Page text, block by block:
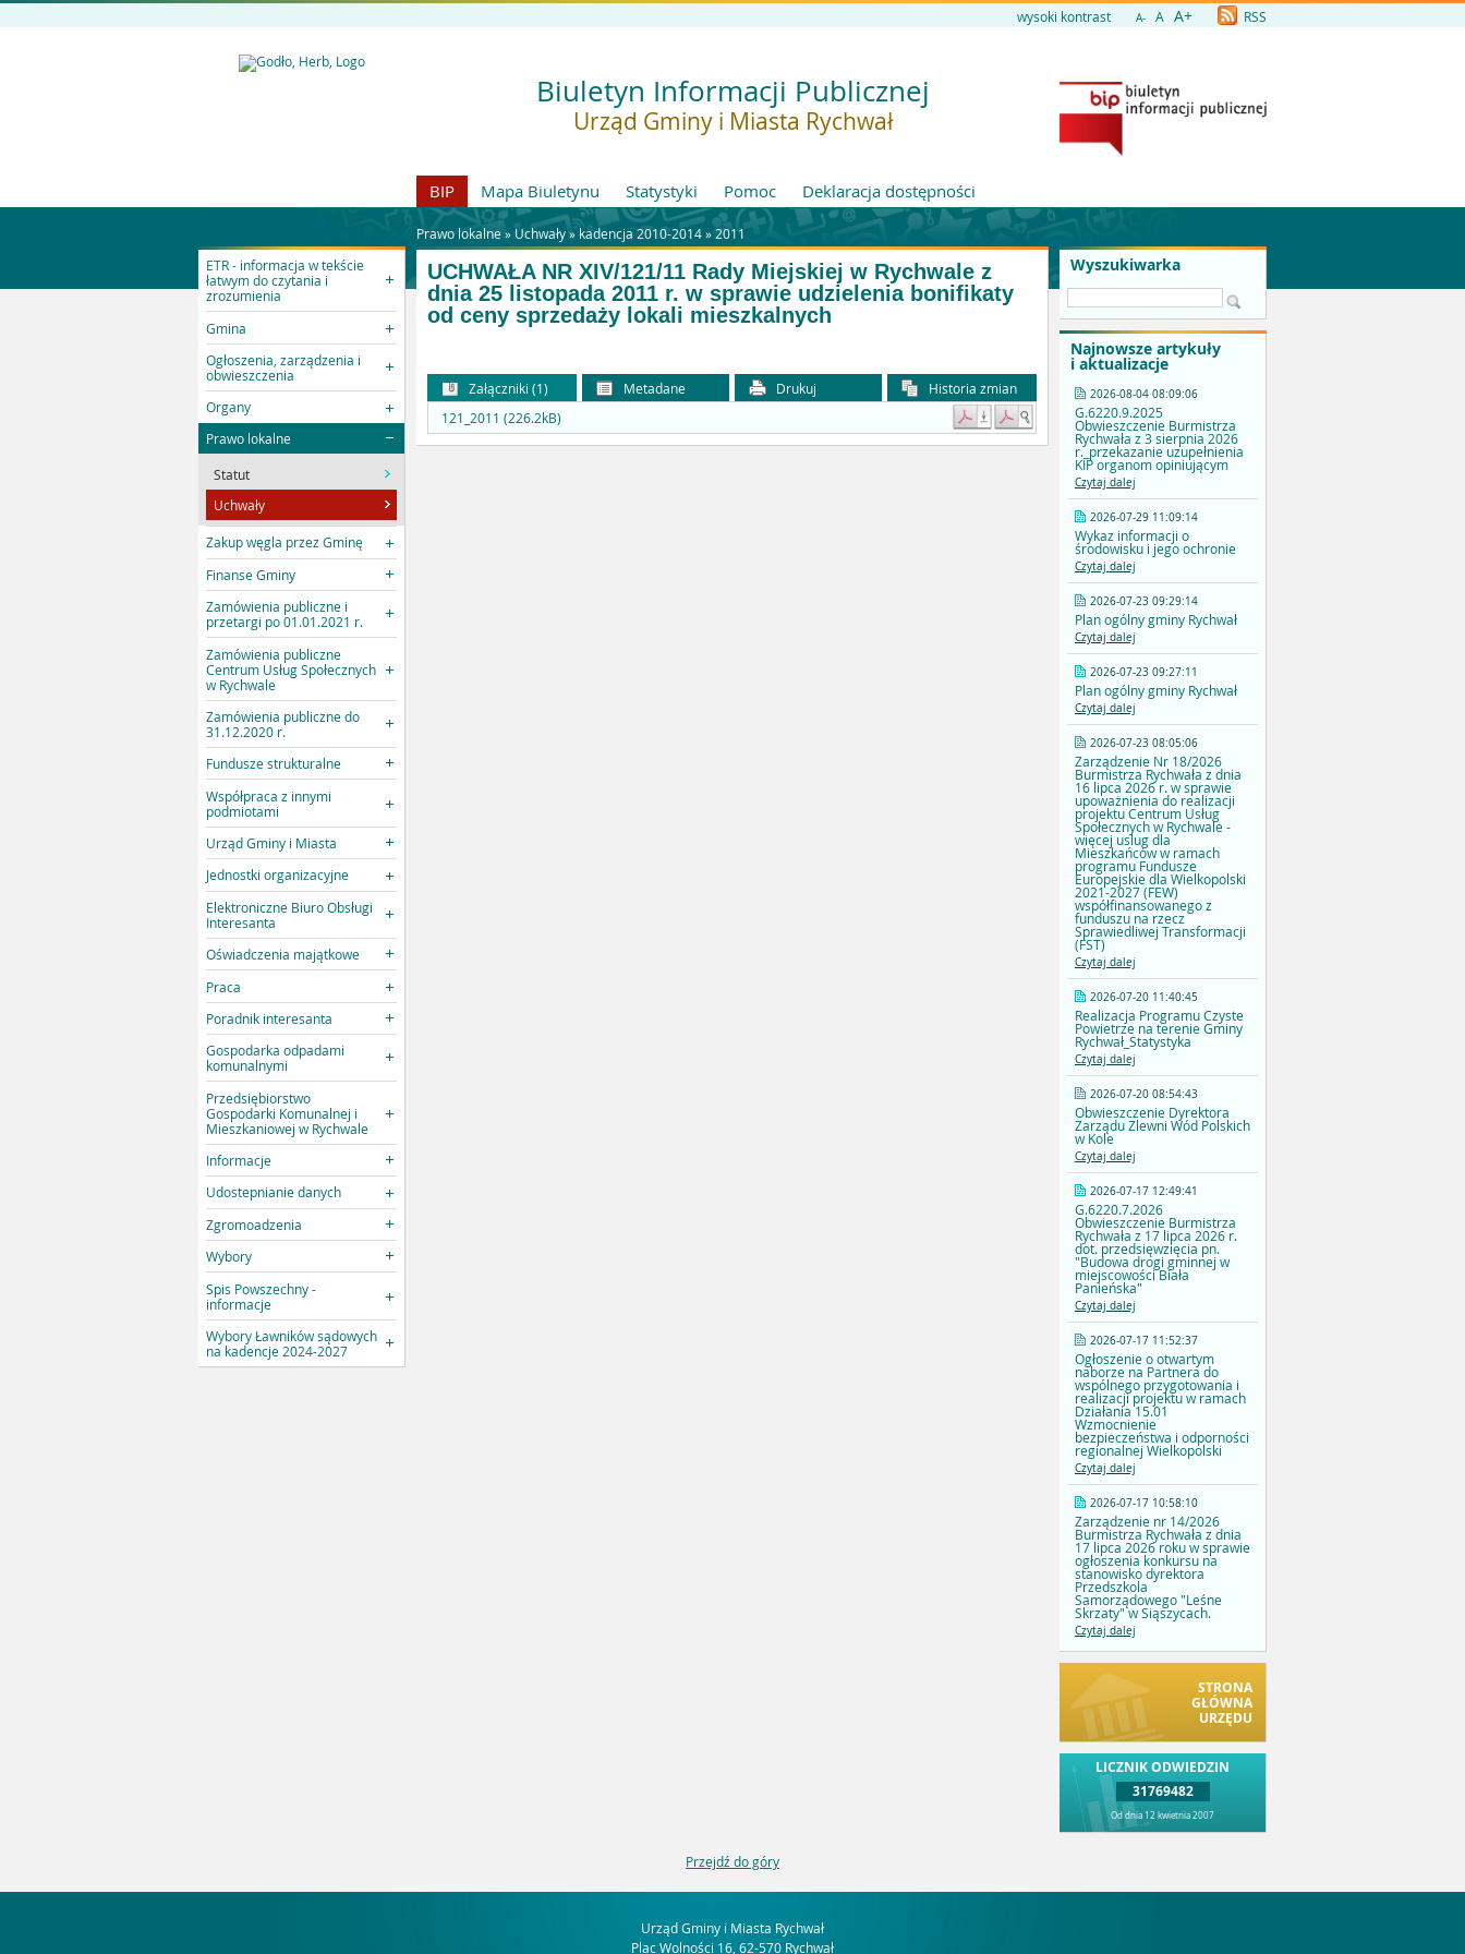
wysoki kontrast A- A A+ RSS
Biuletyn Informacji Publicznej
Urząd Gminy i Miasta Rychwał
BIP Mapa Biuletynu Statystyki Pomoc Deklaracja dostępności
Prawo lokalne » Uchwały»kadencja 2010-2014»2011
ETR - informacja w tekście
łatwym do czytania i
zrozumienia
Gmina
Ogłoszenia, zarządzenia i
obwieszczenia
Organy
Prawo lokalne
Statut
Uchwały
Zakup węgla przez Gminę
Finanse Gminy
Zamówienia publiczne i
przetargi po 01.01.2021 r.
Zamówienia publiczne
Centrum Usług Społecznych
w Rychwale
Zamówienia publiczne do
31.12.2020 r.
Fundusze strukturalne
Współpraca z innymi
podmiotami
Urząd Gminy i Miasta
Jednostki organizacyjne
Elektroniczne Biuro Obsługi
Interesanta
Oświadczenia majątkowe
Praca
Poradnik interesanta
Gospodarka odpadami
komunalnymi
Przedsiębiorstwo
Gospodarki Komunalnej i
Mieszkaniowej w Rychwale
Informacje
Udostepnianie danych
Zgromoadzenia
Wybory
Spis Powszechny -
informacje
Wybory Ławników sądowych
na kadencje 2024-2027
Wyszukiwarka
Najnowsze artykuły
i aktualizacje
2026-08-04 08:09:06
G.6220.9.2025
Obwieszczenie Burmistrza
Rychwała z 3 sierpnia 2026
r._przekazanie uzupełnienia
KIP organom opiniującym
Czytaj dalej
2026-07-29 11:09:14
Wykaz informacji o
środowisku i jego ochronie
Czytaj dalej
2026-07-23 09:29:14
Plan ogólny gminy Rychwał
Czytaj dalej
2026-07-23 09:27:11
Plan ogólny gminy Rychwał
Czytaj dalej
2026-07-23 08:05:06
Zarządzenie Nr 18/2026
Burmistrza Rychwała z dnia
16 lipca 2026 r. w sprawie
upoważnienia do realizacji
projektu Centrum Usług
Społecznych w Rychwale -
więcej uslug dla
Mieszkańców w ramach
programu Fundusze
Europejskie dla Wielkopolski
2021-2027 (FEW)
współfinansowanego z
funduszu na rzecz
Sprawiedliwej Transformacji
(FST)
Czytaj dalej
2026-07-20 11:40:45
Realizacja Programu Czyste
Powietrze na terenie Gminy
Rychwał_Statystyka
Czytaj dalej
2026-07-20 08:54:43
Obwieszczenie Dyrektora
Zarządu Zlewni Wód Polskich
w Kole
Czytaj dalej
2026-07-17 12:49:41
G.6220.7.2026
Obwieszczenie Burmistrza
Rychwała z 17 lipca 2026 r.
dot. przedsięwzięcia pn.
"Budowa drogi gminnej w
miejscowości Biała
Panieńska"
Czytaj dalej
2026-07-17 11:52:37
Ogłoszenie o otwartym
naborze na Partnera do
wspólnego przygotowania i
realizacji projektu w ramach
Działania 15.01
Wzmocnienie
bezpieczeństwa i odporności
regionalnej Wielkopolski
Czytaj dalej
2026-07-17 10:58:10
Zarządzenie nr 14/2026
Burmistrza Rychwała z dnia
17 lipca 2026 roku w sprawie
ogłoszenia konkursu na
stanowisko dyrektora
Przedszkola
Samorządowego "Leśne
Skrzaty" w Siąszycach.
Czytaj dalej
STRONA
GŁÓWNA
URZĘDU
LICZNIK ODWIEDZIN
31769482
Od dnia 12 kwietnia 2007
UCHWAŁA NR XIV/121/11 Rady Miejskiej w Rychwale z
dnia 25 listopada 2011 r. w sprawie udzielenia bonifikaty
od ceny sprzedaży lokali mieszkalnych
Załączniki (1) Metadane Drukuj
Historia zmian
121_2011 (226.2kB)
Przejdź do góry
Urząd Gminy i Miasta Rychwał
Plac Wolności 16, 62-570 Rychwał